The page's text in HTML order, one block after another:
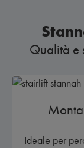
Qualità e
Ideale per